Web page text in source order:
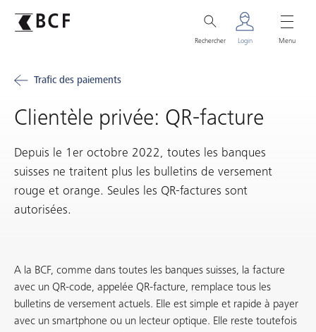
Rechercher Login Menu
Trafic des paiements
Clientèle privée: QR-facture
Depuis le 1er octobre 2022, toutes les banques
suisses ne traitent plus les bulletins de versement
rouge et orange. Seules les QR-factures sont
autorisées.
A la BCF, comme dans toutes les banques suisses, la facture
avec un QR-code, appelée QR-facture, remplace tous les
bulletins de versement actuels. Elle est simple et rapide à payer
avec un smartphone ou un lecteur optique. Elle reste toutefois